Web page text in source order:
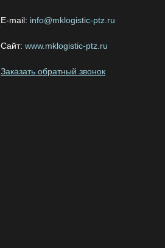
E-mail: info@mklogistiс-ptz.ru
Сайт: www.mklogistic-ptz.ru
Заказать обратный звонок